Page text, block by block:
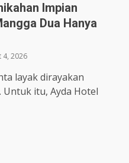
Impian
Dua Hanya
4, 2026
layak dirayakan
Untuk itu, Ayda Hotel